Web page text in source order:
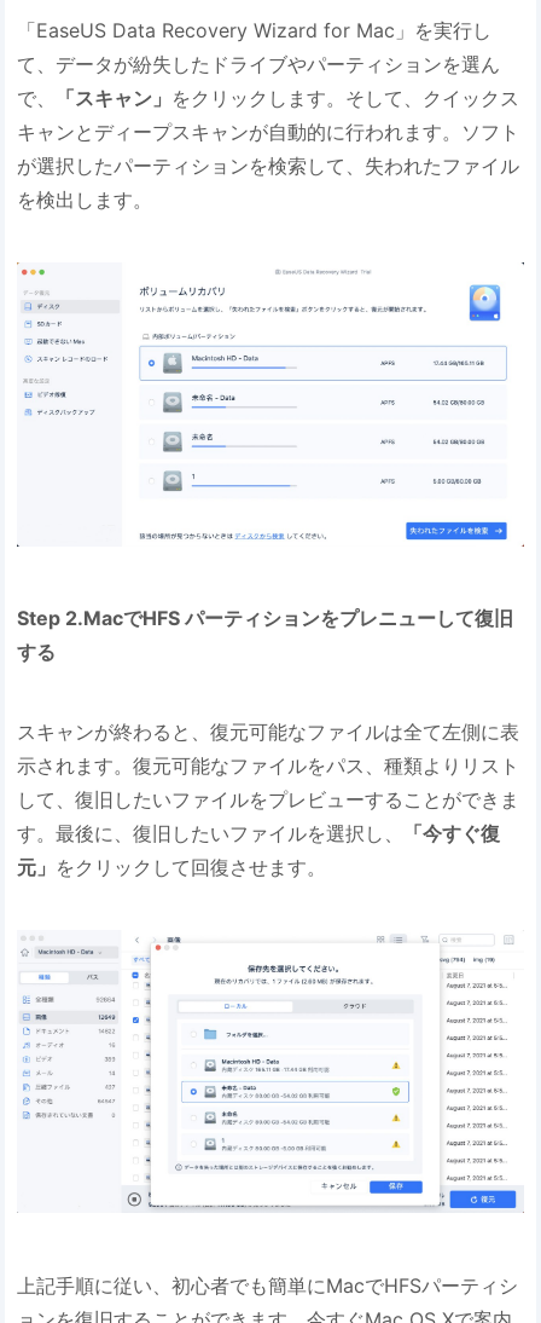
「EaseUS Data Recovery Wizard for Mac」を実行し
て、データが紛失したドライブやパーティションを選ん
で、
「スキャン」 をクリックします。そして、クイックス
キャンとディープスキャンが自動的に行われます。ソフト
が選択したパーティションを検索して、失われたファイル
を検出します。
Step 2.MacでHFS パーティションをプレニューして復旧
する
スキャンが終わると、復元可能なファイルは全て左側に表
示されます。復元可能なファイルをパス、種類よりリスト
して、復旧したいファイルをプレビューすることができま
す。最後に、復旧したいファイルを選択し、
「今すぐ復
元」 をクリックして回復させます。
上記手順に従い、初心者でも簡単にMacでHFSパーティシ